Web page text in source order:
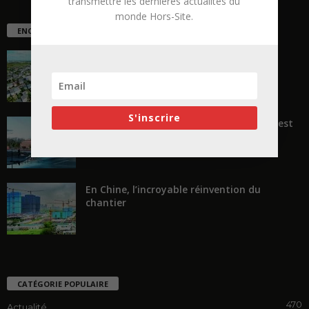
ENCORE PLUS D'ARTICLES
« Transformer plutôt que démolir, ce n’est
En Chine, l’incroyable réinvention du
chantier
CATÉGORIE POPULAIRE
470
monde Hors-Site.
S'inscrire